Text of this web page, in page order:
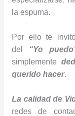
la espuma.
Por ello te
del “Yo
simplemente
querido hacer.
La calidad de
redes de